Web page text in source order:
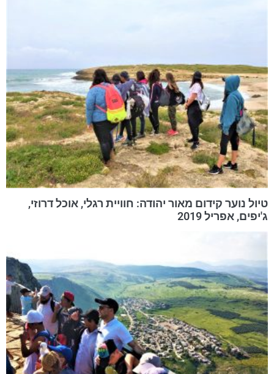
טיול נוער קידום מאור יהודה: חוויית רגלי, אוכל דרוזי,
ג'יפים, אפריל 2019